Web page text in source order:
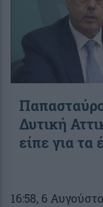
Δυτική
είπε για
16:58, 6